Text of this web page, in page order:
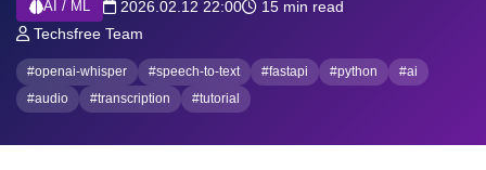
AI / ML 2026.02.12 22:00
15 min read
Techsfree Team
#openai-whisper #speech-to-text #fastapi #python
#ai
#audio
#transcription #tutorial